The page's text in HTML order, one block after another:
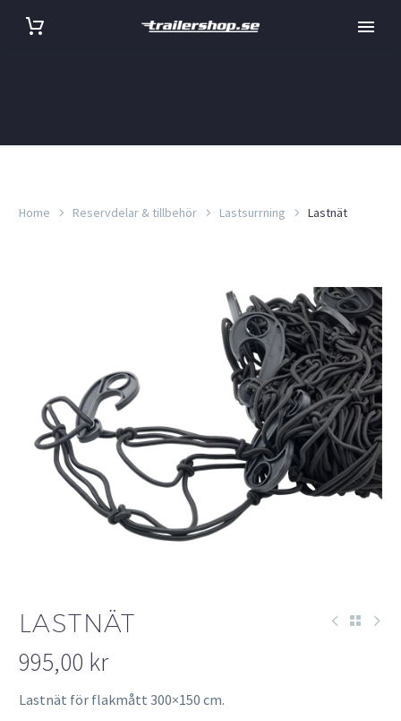
Home Reservdelar & tillbehör Lastsurrning Lastnät
LASTNÄT
995,00 kr
Lastnät för flakmått 300×150 cm.